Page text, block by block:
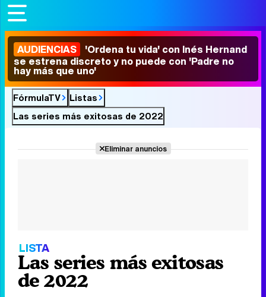
AUDIENCIAS 'Ordena tu vida' con Inés Hernand
se estrena discreto y no puede con 'Padre no
hay más que uno'
FórmulaTV
Listas
Las series más exitosas de 2022
Eliminar anuncios
LISTA
Las series más exitosas
de 2022